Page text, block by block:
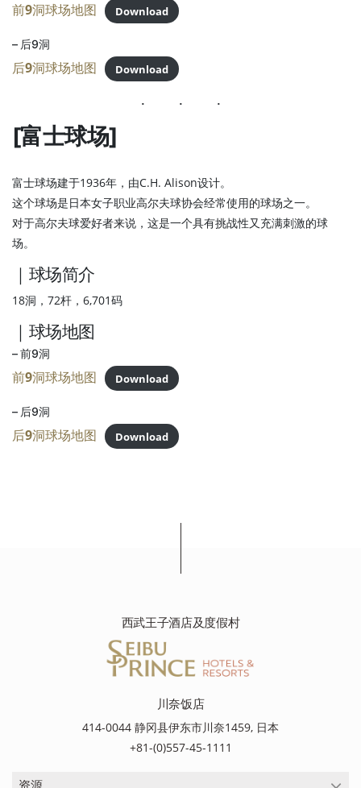
前9洞球场地图 Download
– 后9洞
后9洞球场地图 Download
[富士球场]
富士球场建于1936年，由C.H. Alison设计。
这个球场是日本女子职业高尔夫球协会经常使用的球场之一。
对于高尔夫球爱好者来说，这是一个具有挑战性又充满刺激的球
场。
｜球场简介
18洞，72杆，6,701码
｜球场地图
– 前9洞
前9洞球场地图 Download
– 后9洞
后9洞球场地图 Download
西武王子酒店及度假村
川奈饭店
414-0044 静冈县伊东市川奈1459, 日本
+81-(0)557-45-1111